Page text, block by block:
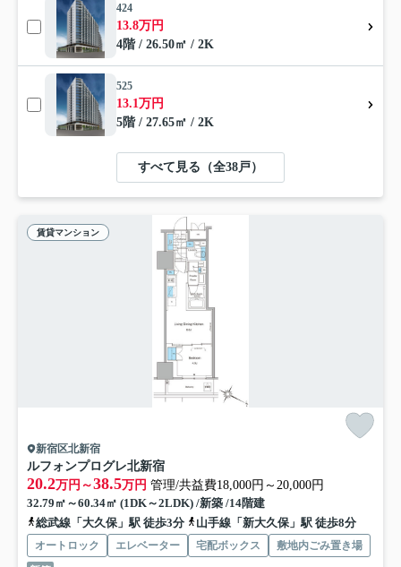
424
13.8万円
4階 / 26.50㎡ / 2K
525
13.1万円
5階 / 27.65㎡ / 2K
すべて見る（全38戸）
賃貸マンション
新宿区北新宿
ルフォンプログレ北新宿
20.2万円～38.5万円 管理/共益費18,000円～20,000円
32.79㎡～60.34㎡ (1DK～2LDK) /新築 /14階建
総武線「大久保」駅 徒歩3分
山手線「新大久保」駅 徒歩8分
オートロック エレベーター 宅配ボックス
敷地内ごみ置き場